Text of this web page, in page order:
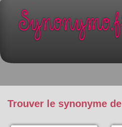
Trouver le synonyme de